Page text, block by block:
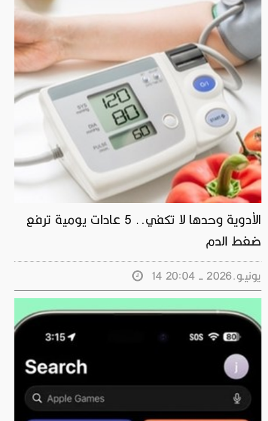
الأدوية وحدها لا تكفي.. 5 عادات يومية ترفع
ضغط الدم
14 يونيـو.2026 - 20:04